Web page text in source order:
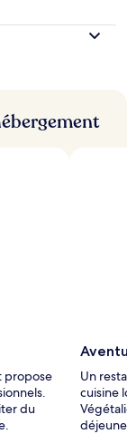
propose
du
Un
cuisine